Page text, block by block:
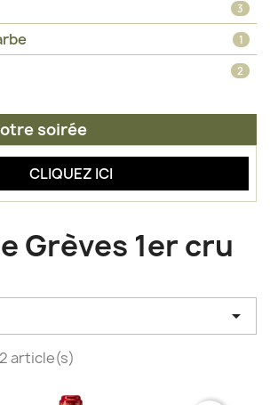
3
1
2
soirée
CLIQUEZ ICI
Grèves 1er cru

article(s)